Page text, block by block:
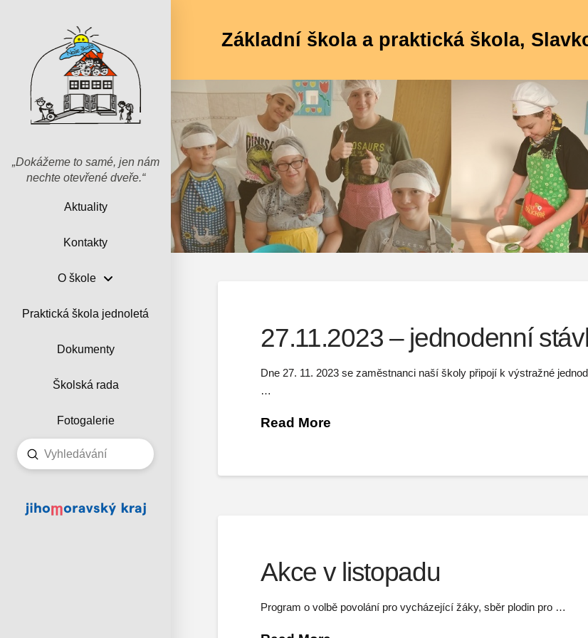
Základní škola a praktická škola,
„Dokážeme to samé, jen nám
nechte otevřené dveře.“
Aktuality
Kontakty
O škole
Praktická škola jednoletá
Dokumenty
Školská rada
Fotogalerie
Search
Submit
27.11.2023 – jednodenní
Dne 27. 11. 2023 se zaměstnanci naší školy připojí k výstražné
…
Read More
Akce v listopadu
Program o volbě povolání pro vycházející žáky, sběr plodin pro …